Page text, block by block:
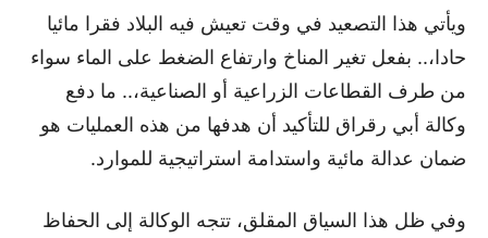
ويأتي هذا التصعيد في وقت تعيش فيه البلاد فقرا مائيا
حادا،.. بفعل تغير المناخ وارتفاع الضغط على الماء سواء
من طرف القطاعات الزراعية أو الصناعية،.. ما دفع
وكالة أبي رقراق للتأكيد أن هدفها من هذه العمليات هو
ضمان عدالة مائية واستدامة استراتيجية للموارد.
وفي ظل هذا السياق المقلق، تتجه الوكالة إلى الحفاظ